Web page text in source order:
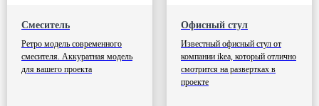
Смеситель
Ретро модель современного
смесителя. Аккуратная модель
для вашего проекта
Офисный стул
Известный офисный стул от
компании ikea, который отлично
смотрится на развертках в
проекте